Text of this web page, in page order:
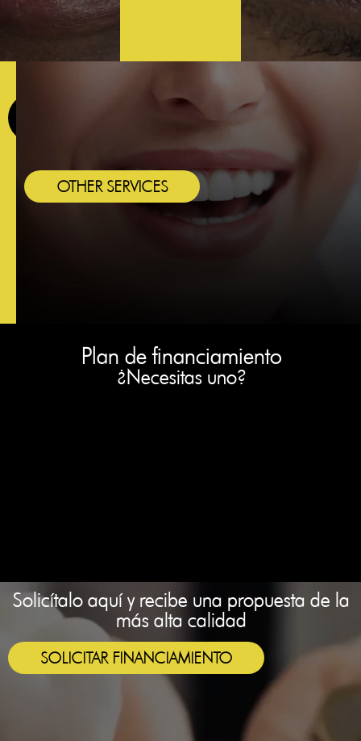
OTHER SERVICES
Plan de financiamiento
¿Necesitas uno?
Solicítalo aquí y recibe una propuesta de la
más alta calidad
SOLICITAR FINANCIAMIENTO